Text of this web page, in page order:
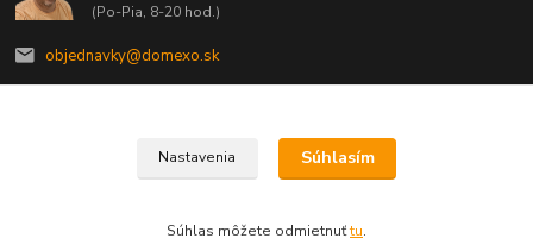
(Po-Pia, 8-20 hod.)
objednavky@domexo.sk
Domexo.sk
Nastavenia Súhlasím
Súhlas môžete odmietnuťtu.